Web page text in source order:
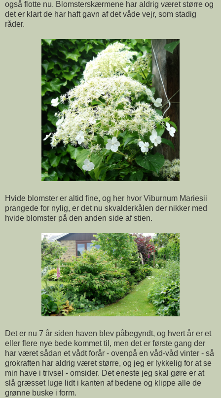
også flotte nu. Blomsterskærmene har aldrig været større og
det er klart de har haft gavn af det våde vejr, som stadig
råder.
Hvide blomster er altid fine, og her hvor Viburnum Mariesii
prangede for nylig, er det nu skvalderkålen der nikker med
hvide blomster på den anden side af stien.
Det er nu 7 år siden haven blev påbegyndt, og hvert år er et
eller flere nye bede kommet til, men det er første gang der
har været sådan et vådt forår - ovenpå en våd-våd vinter - så
grokraften har aldrig været større, og jeg er lykkelig for at se
min have i trivsel - omsider. Det eneste jeg skal gøre er at
slå græsset luge lidt i kanten af bedene og klippe alle de
grønne buske i form.